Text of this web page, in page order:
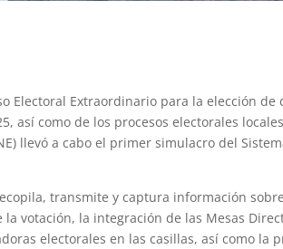
Electoral Extraordinario para la elección de
así como de los procesos electorales
llevó a cabo el primer simulacro del
transmite y captura información
votación, la integración de las Mesas
electorales en las casillas, así como la